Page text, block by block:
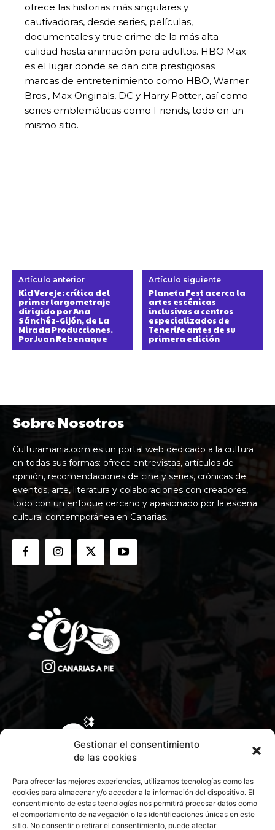
Gestionar el consentimiento
de las cookies
Para ofrecer las mejores experiencias, utilizamos tecnologías como las
cookies para almacenar y/o acceder a la información del dispositivo. El
consentimiento de estas tecnologías nos permitirá procesar datos como
el comportamiento de navegación o las identificaciones únicas en este
sitio. No consentir o retirar el consentimiento, puede afectar
ofrece las historias más singulares y
cautivadoras, desde series, películas,
documentales y true crime de la más alta
calidad hasta animación para adultos. HBO Max
es el lugar donde se dan cita prestigiosas
marcas de entretenimiento como HBO, Warner
Bros., Max Originals, DC y Harry Potter, así como
series emblemáticas como Friends, todo en un
mismo sitio.
Artículo anterior
Kid Vereje: crítica del
primer largometraje
dirigido por Ana
Sánchéz-Gijón, de La
Mirada Producciones.
Por Juan Rebenaque
Artículo siguiente
Planeta Fest acerca la
artes escénicas
inclusivas a centros
especializados de
Tenerife antes de su
primera edición
Sobre Nosotros
Culturamania.com es un portal web dedicado a la cultura
en todas sus formas: ofrece entrevistas, artículos de
opinión, recomendaciones de cine y series, crónicas de
eventos, arte, literatura y colaboraciones con creadores,
todo con un enfoque cercano y apasionado por la escena
cultural contemporánea en Canarias.